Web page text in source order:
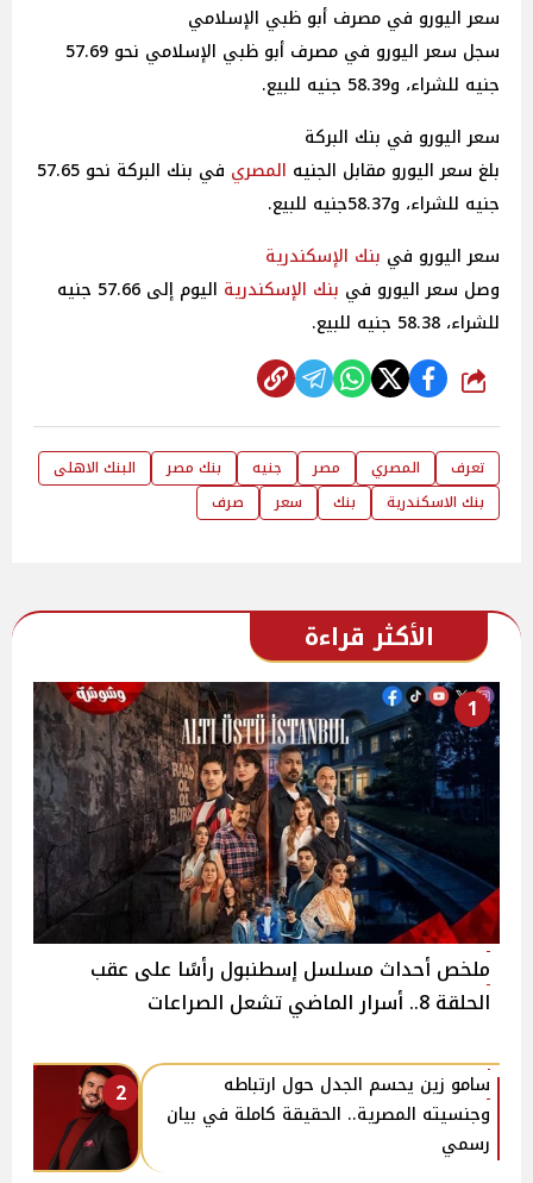
سعر اليورو في مصرف أبو ظبي الإسلامي
سجل سعر اليورو في مصرف أبو ظبي الإسلامي نحو 57.69
جنيه للشراء، و58.39 جنيه للبيع.
سعر اليورو في بنك البركة
بلغ سعر اليورو مقابل الجنيه المصري
في بنك البركة نحو 57.65
جنيه للشراء، و58.37جنيه للبيع.
سعر اليورو في بنك الإسكندرية
وصل سعر اليورو في بنك الإسكندرية
اليوم إلى 57.66 جنيه
للشراء، 58.38 جنيه للبيع.
شارك
تعرف المصري مصر جنيه بنك مصر
البنك الاهلى
بنك الاسكندرية
بنك سعر صرف
الأكثر قراءة
1
ملخص أحداث مسلسل إسطنبول رأسًا على عقب
الحلقة 8.. أسرار الماضي تشعل الصراعات
2
سامو زين يحسم الجدل حول ارتباطه
وجنسيته المصرية.. الحقيقة كاملة في بيان
رسمي